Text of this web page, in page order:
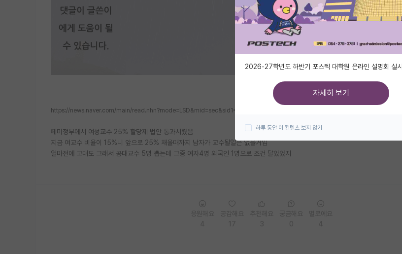
https://news.naver.com/main/read.nhn?mode=LSD&mid=sec&sid1=102&oid=421&aid=0004401897
페미정부에서 여성교수 25% 할당제 법안 통과시켰음
지금 여교수 비율이 15%니 앞으로 25% 채울때까지 남자가 교수될일은 없을거임
얼마전에 고대도 그래서 공대교수 5명 뽑는데 그중 여자4명 외국인 1명으로 조건 달았었지
2026-27학년도 하반기 포스텍 대학원 온라인 설명회 실시
자세히 보기
하루 동안 이 컨텐츠 보지 않기